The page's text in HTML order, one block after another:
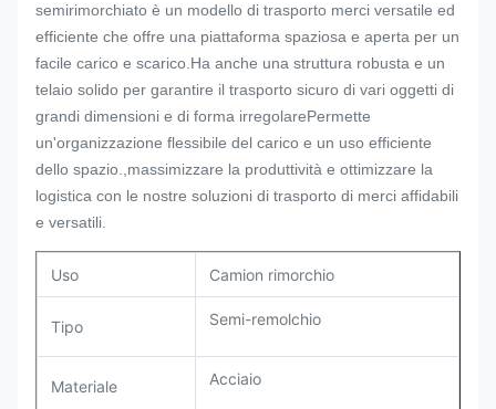
semirimorchiato è un modello di trasporto merci versatile ed
efficiente che offre una piattaforma spaziosa e aperta per un
facile carico e scarico.Ha anche una struttura robusta e un
telaio solido per garantire il trasporto sicuro di vari oggetti di
grandi dimensioni e di forma irregolarePermette
un'organizzazione flessibile del carico e un uso efficiente
dello spazio.,massimizzare la produttività e ottimizzare la
logistica con le nostre soluzioni di trasporto di merci affidabili
e versatili.
Uso Camion rimorchio
Tipo Semi-remolchio
Materiale Acciaio